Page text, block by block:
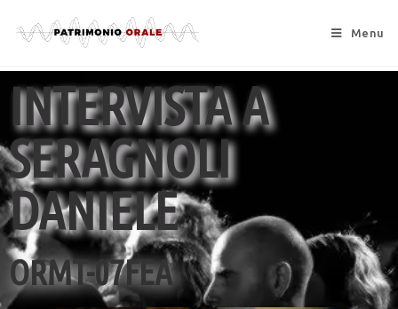
Menu
INTERVISTA A
SERAGNOLI
DANIELE
ORMT-07FEA